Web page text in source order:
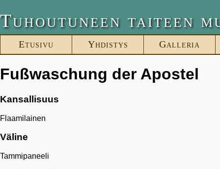
Tuhoutuneen taiteen
Etusivu Yhdistys Galleria
Fußwaschung der Apostel
Kansallisuus
Flaamilainen
Väline
Tammipaneeli